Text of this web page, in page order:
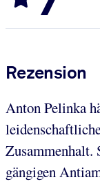
Rezension
Anton Pelinka
gängigen